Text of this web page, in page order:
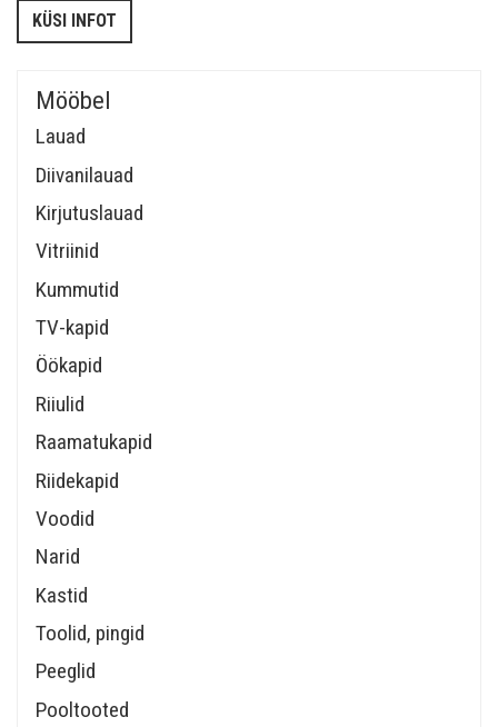
Mööbel
Lauad
Diivanilauad
Kirjutuslauad
Vitriinid
Kummutid
TV-kapid
Öökapid
Riiulid
Raamatukapid
Riidekapid
Voodid
Narid
Kastid
Toolid, pingid
Peeglid
Pooltooted
KÜSI INFOT